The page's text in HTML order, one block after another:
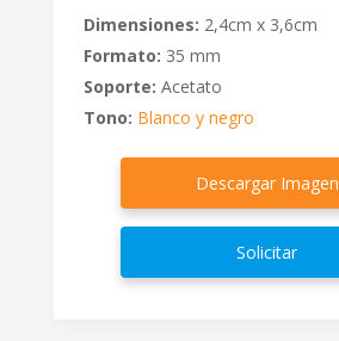
Dimensiones: 2,4cm x 3,6cm
Formato: 35 mm
Soporte: Acetato
Tono: Blanco y negro
Descargar Imagen
Solicitar